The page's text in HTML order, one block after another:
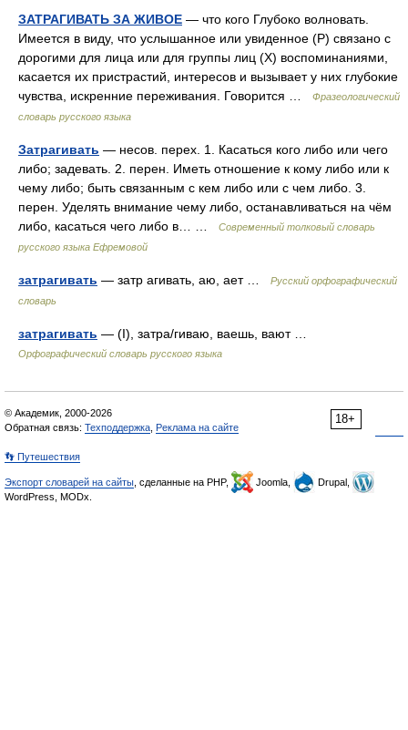
ЗАТРАГИВАТЬ ЗА ЖИВОЕ — что кого Глубоко волновать.
Имеется в виду, что услышанное или увиденное (Р) связано с
дорогими для лица или для группы лиц (Х) воспоминаниями,
касается их пристрастий, интересов и вызывает у них глубокие
чувства, искренние переживания. Говорится …
Фразеологический
словарь русского языка
Затрагивать — несов. перех. 1. Касаться кого либо или чего
либо; задевать. 2. перен. Иметь отношение к кому либо или к
чему либо; быть связанным с кем либо или с чем либо. 3.
перен. Уделять внимание чему либо, останавливаться на чём
либо, касаться чего либо в… …
Современный толковый словарь
русского языка Ефремовой
затрагивать — затр агивать, аю, ает …
Русский орфографический
словарь
затрагивать — (I), затра/гиваю, ваешь, вают …
Орфографический словарь русского языка
18+
© Академик, 2000-2026
Обратная связь: Техподдержка Реклама на сайте
👣 Путешествия
Экспорт словарей на сайты , сделанные на PHP, Joomla,
Drupal,
WordPress, MODx.